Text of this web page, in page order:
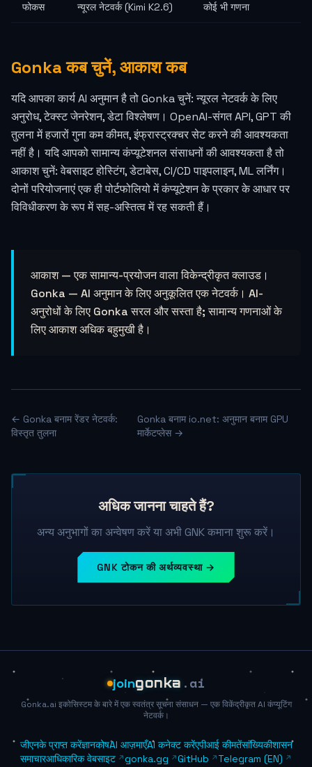
फोकस न्यूरल नेटवर्क (Kimi K2.6) कोई भी गणना
Gonka कब चुनें, आकाश कब
यदि आपका कार्य AI अनुमान है तो Gonka चुनें: न्यूरल नेटवर्क के लिए
अनुरोध, टेक्स्ट जेनरेशन, डेटा विश्लेषण। OpenAI-संगत API, GPT की
तुलना में हजारों गुना कम कीमत, इंफ्रास्ट्रक्चर सेट करने की आवश्यकता
नहीं है। यदि आपको सामान्य कंप्यूटेशनल संसाधनों की आवश्यकता है तो
आकाश चुनें: वेबसाइट होस्टिंग, डेटाबेस, CI/CD पाइपलाइन, ML लर्निंग।
दोनों परियोजनाएं एक ही पोर्टफोलियो में कंप्यूटेशन के प्रकार के आधार पर
विविधीकरण के रूप में सह-अस्तित्व में रह सकती हैं।
आकाश — एक सामान्य-प्रयोजन वाला विकेन्द्रीकृत क्लाउड।
Gonka — AI अनुमान के लिए अनुकूलित एक नेटवर्क। AI-
अनुरोधों के लिए Gonka सरल और सस्ता है; सामान्य गणनाओं के
लिए आकाश अधिक बहुमुखी है।
← Gonka बनाम रेंडर नेटवर्क:
विस्तृत तुलना
Gonka बनाम io.net: अनुमान बनाम GPU
मार्केटप्लेस →
अधिक जानना चाहते हैं?
अन्य अनुभागों का अन्वेषण करें या अभी GNK कमाना शुरू करें।
GNK टोकन की अर्थव्यवस्था →
joingonka .ai
Gonka.ai इकोसिस्टम के बारे में एक स्वतंत्र सूचना संसाधन — एक विकेंद्रीकृत AI कंप्यूटिंग
नेटवर्क।
जीएनके प्राप्त करेंज्ञानकोषAI आज़माएँAI कनेक्ट करेंएपीआई कीमतेंसांख्यिकीशासन
समाचारआधिकारिक वेबसाइट gonka.gg GitHub Telegram (EN)